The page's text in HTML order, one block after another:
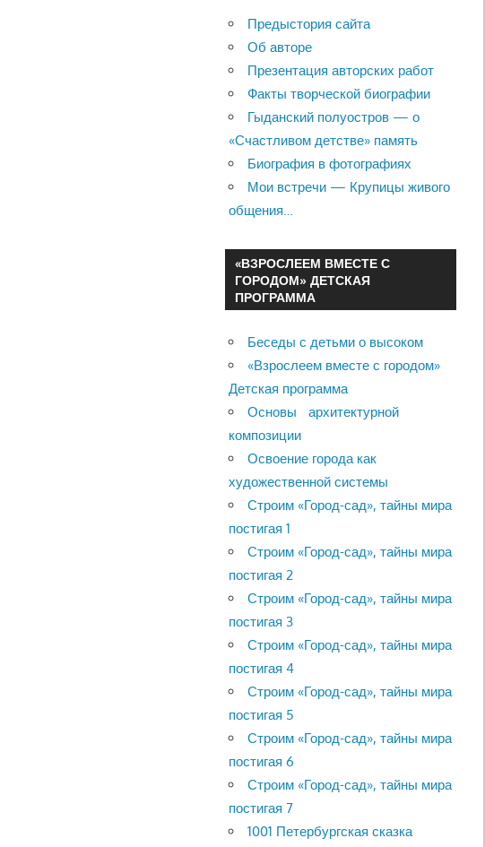
Предыстория сайта
Об авторе
Презентация авторских работ
Факты творческой биографии
Гыданский полуостров — о
«Счастливом детстве» память
Биография в фотографиях
Мои встречи — Крупицы живого
общения…
«ВЗРОСЛЕЕМ ВМЕСТЕ С
ГОРОДОМ» ДЕТСКАЯ
ПРОГРАММА
Беседы с детьми о высоком
«Взрослеем вместе с городом»
Детская программа
Основы архитектурной
композиции
Освоение города как
художественной системы
Строим «Город-сад», тайны мира
постигая 1
Строим «Город-сад», тайны мира
постигая 2
Строим «Город-сад», тайны мира
постигая 3
Строим «Город-сад», тайны мира
постигая 4
Строим «Город-сад», тайны мира
постигая 5
Строим «Город-сад», тайны мира
постигая 6
Строим «Город-сад», тайны мира
постигая 7
1001 Петербургская сказка